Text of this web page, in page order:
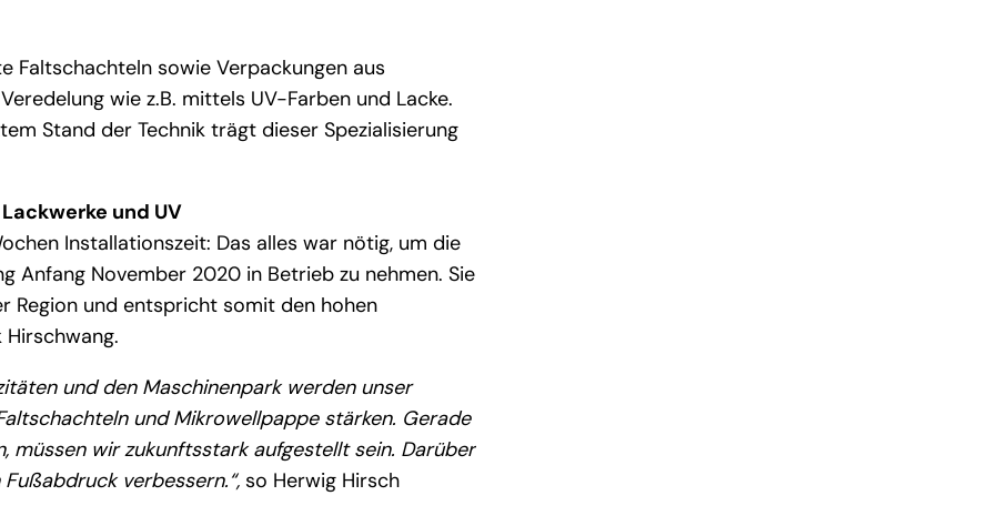
Faltschachteln sowie Verpackungen aus
wie z.B. mittels UV-Farben und Lacke.
Stand der Technik trägt dieser Spezialisierung
und UV
Installationszeit: Das alles war nötig, um die
Anfang November 2020 in Betrieb zu nehmen. Sie
Region und entspricht somit den hohen
und den Maschinenpark werden unser
und Mikrowellpappe stärken. Gerade
müssen wir zukunftsstark aufgestellt sein. Darüber
verbessern.“, so Herwig Hirsch